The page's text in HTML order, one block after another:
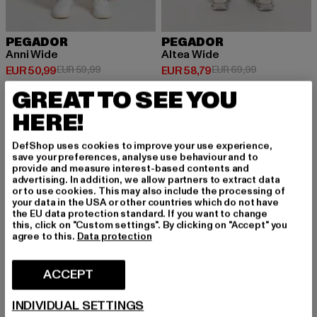
PEGADOR
Anni Wide
EUR 50,99
Huidige prijs: EUR 50,99
EUR 59,99Actieprijs: EUR 59,99
PEGADOR
Altea Wide
EUR 58,79
Huidige prijs: EUR 58,79
EUR 69,99Actieprijs:
-16%
GREAT TO SEE YOU
HERE!
DefShop uses cookies to improve your use experience,
save your preferences, analyse use behaviour and to
provide and measure interest-based contents and
advertising. In addition, we allow partners to extract data
or to use cookies. This may also include the processing of
your data in the USA or other countries which do not have
the EU data protection standard. If you want to change
this, click on "Custom settings". By clicking on "Accept" you
agree to this. Data protection
ACCEPT
INDIVIDUAL SETTINGS